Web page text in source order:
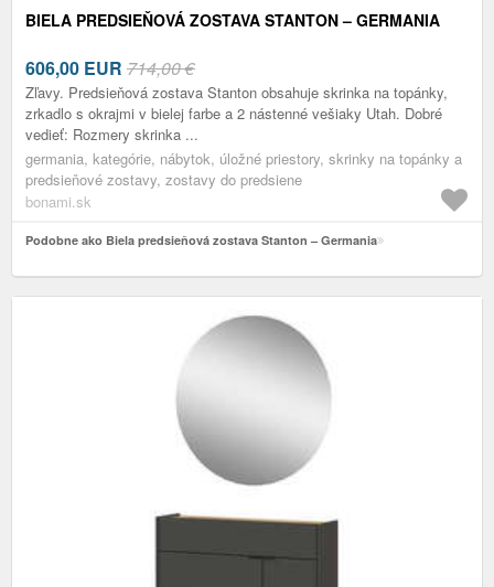
BIELA PREDSIEŇOVÁ ZOSTAVA STANTON – GERMANIA
606,00 EUR 714,00 €
Zľavy. Predsieňová zostava Stanton obsahuje skrinka na topánky,
zrkadlo s okrajmi v bielej farbe a 2 nástenné vešiaky Utah. Dobré
vedieť: Rozmery skrinka ...
germania, kategórie, nábytok, úložné priestory, skrinky na topánky a
predsieňové zostavy, zostavy do predsiene
bonami.sk
Podobne ako Biela predsieňová zostava Stanton – Germania